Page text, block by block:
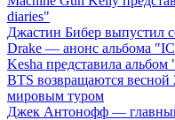
diaries"
Джастин Бибер выпустил
Drake — анонс альбома
Kesha представила альбом
BTS возвращаются
мировым туром
Джек Антонофф —